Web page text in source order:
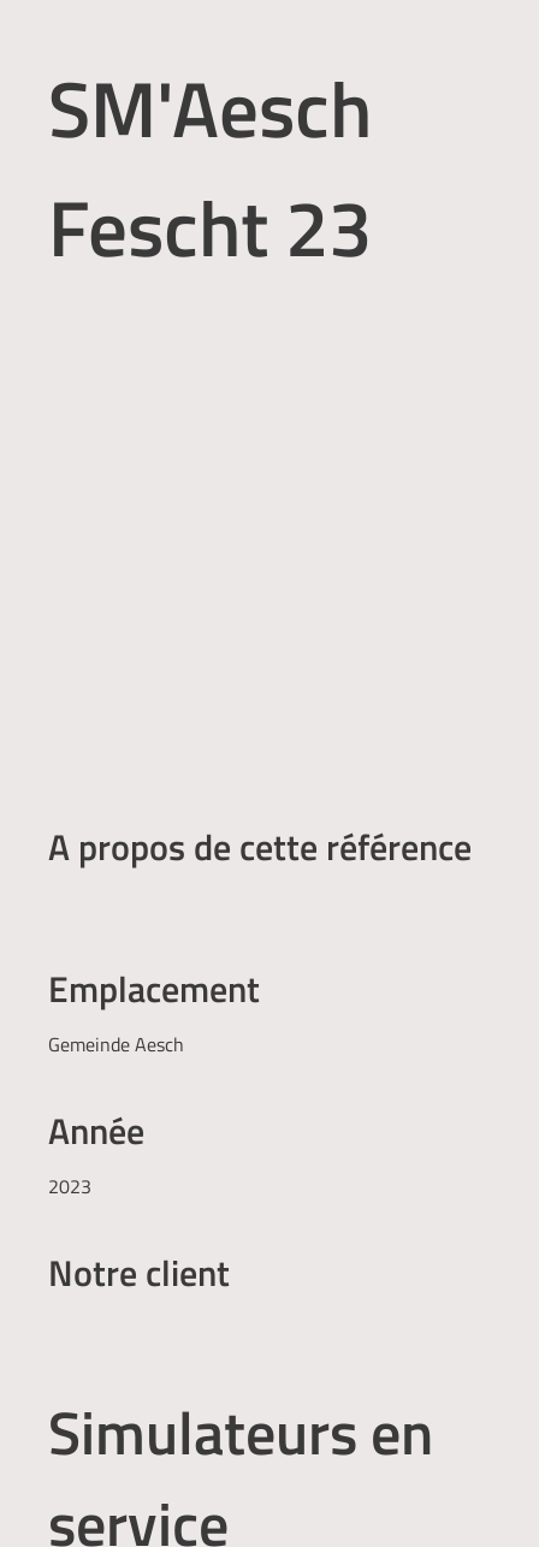
SM'Aesch
Fescht 23
A propos de cette référence
Emplacement
2023
Notre client
Simulateurs en
service
Gemeinde Aesch
Année